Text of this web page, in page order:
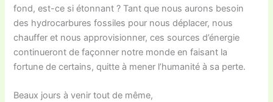
fond, est-ce si étonnant ? Tant que nous aurons besoin
des hydrocarbures fossiles pour nous déplacer, nous
chauffer et nous approvisionner, ces sources d’énergie
continueront de façonner notre monde en faisant la
fortune de certains, quitte à mener l’humanité à sa perte.
Beaux jours à venir tout de même,